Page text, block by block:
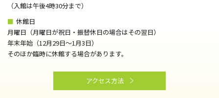
（⼊館は午後4時30分まで）
■ 休館日
月曜日（月曜日が祝日・振替休日の場合はその翌日）
年末年始（12月29日～1月3日）
そのほか臨時に休館する場合があります。
アクセス方法